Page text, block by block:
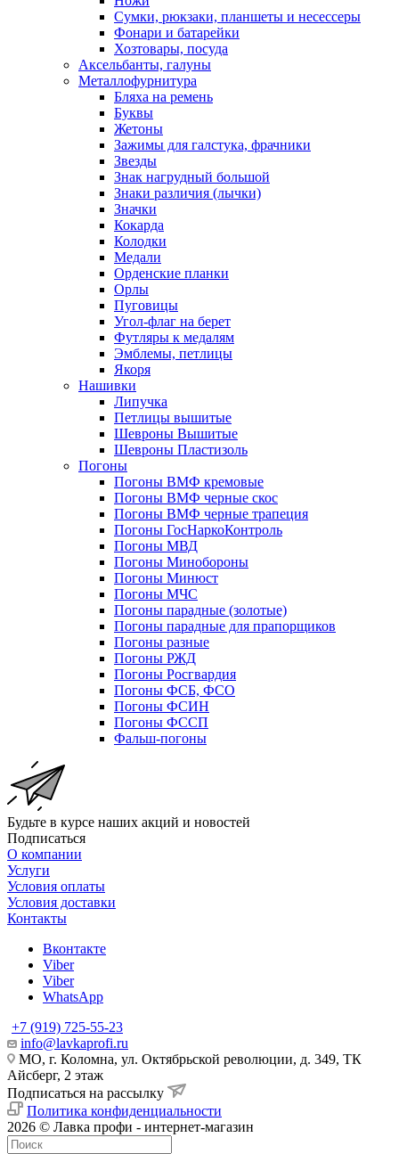
Сумки, рюкзаки, планшеты и несессеры
Фонари и батарейки
Хозтовары, посуда
Аксельбанты, галуны
Металлофурнитура
Бляха на ремень
Буквы
Жетоны
Зажимы для галстука, фрачники
Звезды
Знак нагрудный большой
Знаки различия (лычки)
Значки
Кокарда
Колодки
Медали
Орденские планки
Орлы
Пуговицы
Угол-флаг на берет
Футляры к медалям
Эмблемы, петлицы
Якоря
Нашивки
Липучка
Петлицы вышитые
Шевроны Вышитые
Шевроны Пластизоль
Погоны
Погоны ВМФ кремовые
Погоны ВМФ черные скос
Погоны ВМФ черные трапеция
Погоны ГосНаркоКонтроль
Погоны МВД
Погоны Минобороны
Погоны Минюст
Погоны МЧС
Погоны парадные (золотые)
Погоны парадные для прапорщиков
Погоны разные
Погоны РЖД
Погоны Росгвардия
Погоны ФСБ, ФСО
Погоны ФСИН
Погоны ФССП
Фальш-погоны
Будьте в курсе наших акций и новостей
Подписаться
О компании
Услуги
Условия оплаты
Условия доставки
Контакты
Вконтакте
Viber
Viber
WhatsApp
+7 (919) 725-55-23
info@lavkaprofi.ru
МО, г. Коломна, ул. Октябрьской революции, д. 349, ТК
Айсберг, 2 этаж
Подписаться на рассылку
Политика конфиденциальности
2026 © Лавка профи - интернет-магазин